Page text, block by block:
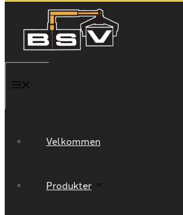
Velkommen
Produkter